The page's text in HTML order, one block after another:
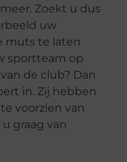
Zoekt u dus
uw
muts te laten
sportteam op
de club? Dan
in. Zij hebben
voorzien van
graag van